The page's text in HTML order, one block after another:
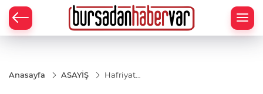
Anasayfa ASAYİŞ
Hafriyat